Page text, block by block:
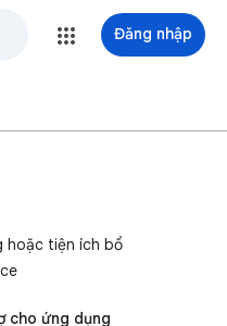
Đăng nhập
hoặc tiện ích bổ
cho ứng dụng